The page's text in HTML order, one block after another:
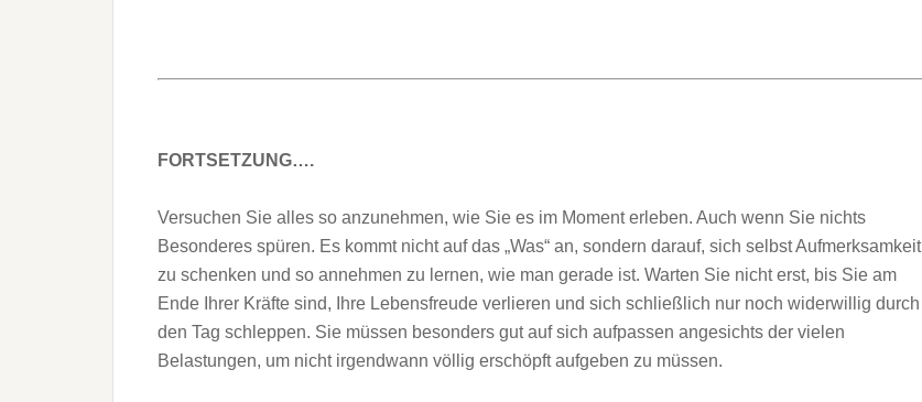
FORTSETZUNG….
Versuchen Sie alles so anzunehmen, wie Sie es im Moment erleben. Auch wenn Sie nichts
Besonderes spüren. Es kommt nicht auf das „Was“ an, sondern darauf, sich selbst Aufmerksamkeit
zu schenken und so annehmen zu lernen, wie man gerade ist. Warten Sie nicht erst, bis Sie am
Ende Ihrer Kräfte sind, Ihre Lebensfreude verlieren und sich schließlich nur noch widerwillig durch
den Tag schleppen. Sie müssen besonders gut auf sich aufpassen angesichts der vielen
Belastungen, um nicht irgendwann völlig erschöpft aufgeben zu müssen.